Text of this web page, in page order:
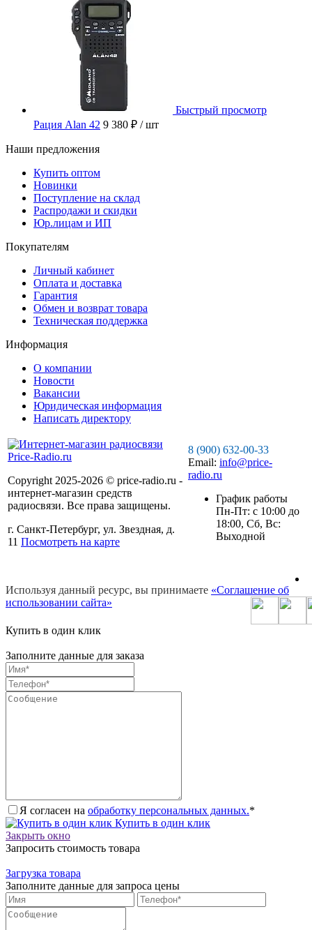
Быстрый просмотр
Рация Alan 42 9 380 ₽ / шт
Наши предложения
Купить оптом
Новинки
Поступление на склад
Распродажи и скидки
Юр.лицам и ИП
Покупателям
Личный кабинет
Оплата и доставка
Гарантия
Обмен и возврат товара
Техническая поддержка
Информация
О компании
Новости
Вакансии
Юридическая информация
Написать директору
Copyright 2025-2026 © price-radio.ru -
интернет-магазин средств
радиосвязи. Все права защищены.
г. Санкт-Петербург, ул. Звездная, д.
11 Посмотреть на карте
8 (900) 632-00-33
Email: info@price-
radio.ru
График работы
Пн-Пт: c 10:00 до
18:00, Сб, Вс:
Выходной
Используя данный ресурс, вы принимаете «Соглашение об
использовании сайта»
Купить в один клик
Заполните данные для заказа
Я согласен на обработку персональных данных.*
Купить в один клик
Закрыть окно
Запросить стоимость товара
Загрузка товара
Заполните данные для запроса цены